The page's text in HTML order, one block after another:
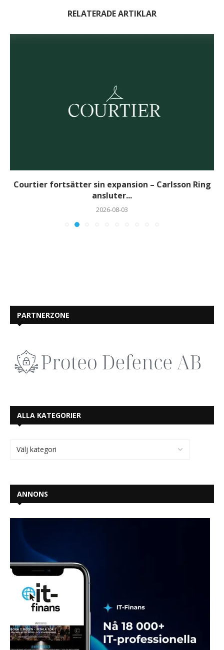
RELATERADE ARTIKLAR
Courtier fortsätter sin expansion – Carlsson Ring
ansluter...
2026-08-03
PARTNERZONE
ALLA KATEGORIER
ANNONS